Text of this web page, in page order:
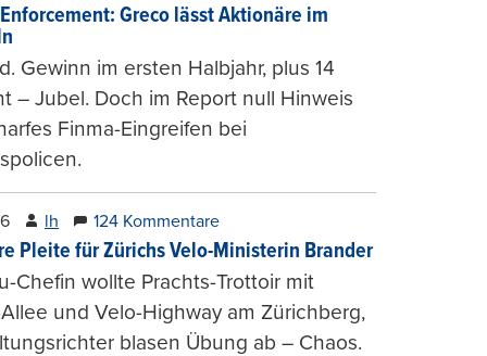
Greco lässt Aktionäre im
Gewinn im ersten Halbjahr, plus 14
– Jubel. Doch im Report null Hinweis
Finma-Eingreifen bei
lh 124 Kommentare
Pleite für Zürichs Velo-Ministerin Brander
Chefin wollte Prachts-Trottoir mit
und Velo-Highway am Zürichberg,
blasen Übung ab – Chaos.